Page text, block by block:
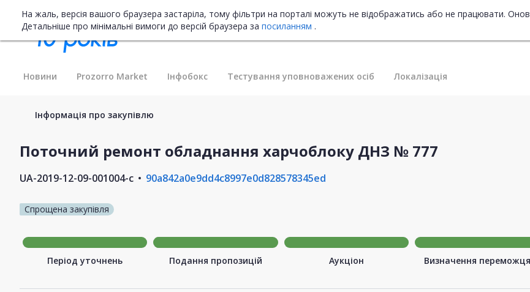
На жаль, версія вашого браузера застаріла, тому фільтри на порталі можуть не відображатись або не працювати.
Детальніше про мінімальні вимоги до версій браузера за посиланням .
Новини Prozorro Market Інфобокс Тестування уповноважених осіб Локалізація
Інформація про закупівлю
Поточний ремонт обладнання харчоблоку ДНЗ № 777
UA-2019-12-09-001004-c 90a842a0e9dd4c8997e0d828578345ed
Спрощена закупівля
Період уточнень Подання пропозицій Аукціон Визначення переможця